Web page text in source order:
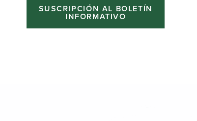
SUSCRIPCIÓN AL BOLETÍN
INFORMATIVO